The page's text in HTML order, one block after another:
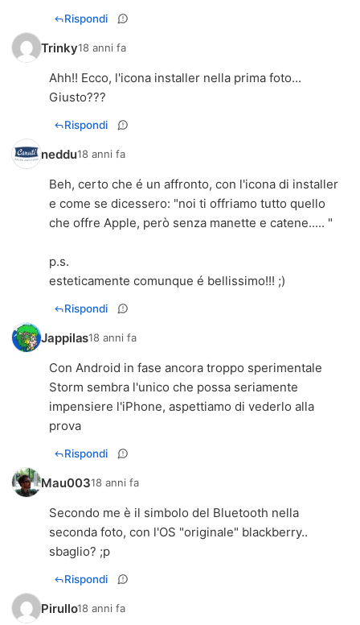
Rispondi
Trinky18 anni fa
Ahh!! Ecco, l'icona installer nella prima foto...
Giusto???
Rispondi
neddu18 anni fa
Beh, certo che é un affronto, con l'icona di installer
e come se dicessero: "noi ti offriamo tutto quello
che offre Apple, però senza manette e catene..... "
p.s.
esteticamente comunque é bellissimo!!! ;)
Rispondi
Jappilas18 anni fa
Con Android in fase ancora troppo sperimentale
Storm sembra l'unico che possa seriamente
impensiere l'iPhone, aspettiamo di vederlo alla
prova
Rispondi
Mau00318 anni fa
Secondo me è il simbolo del Bluetooth nella
seconda foto, con l'OS "originale" blackberry..
sbaglio? ;p
Rispondi
Pirullo18 anni fa